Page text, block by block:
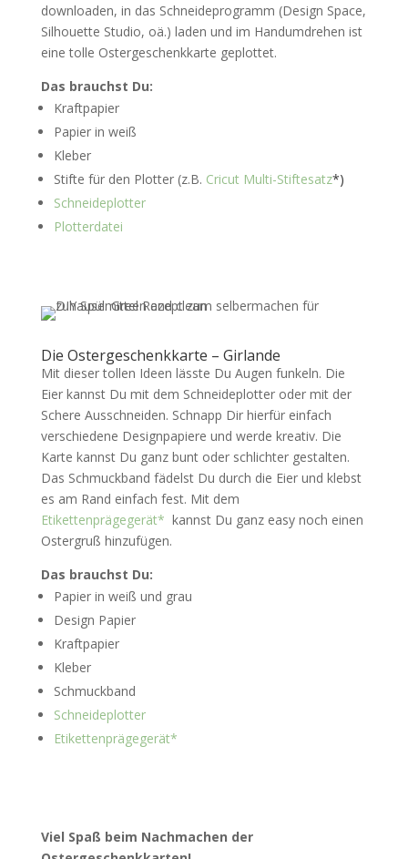
downloaden, in das Schneideprogramm (Design Space,
Silhouette Studio, oä.) laden und im Handumdrehen ist
eine tolle Ostergeschenkkarte geplottet.
Das brauchst Du:
Kraftpapier
Papier in weiß
Kleber
Stifte für den Plotter (z.B. Cricut Multi-Stiftesatz*)
Schneideplotter
Plotterdatei
Die Ostergeschenkkarte – Girlande
Mit dieser tollen Ideen lässte Du Augen funkeln. Die
Eier kannst Du mit dem Schneideplotter oder mit der
Schere Ausschneiden. Schnapp Dir hierfür einfach
verschiedene Designpapiere und werde kreativ. Die
Karte kannst Du ganz bunt oder schlichter gestalten.
Das Schmuckband fädelst Du durch die Eier und klebst
es am Rand einfach fest. Mit dem
Etikettenprägegerät* kannst Du ganz easy noch einen
Ostergruß hinzufügen.
Das brauchst Du:
Papier in weiß und grau
Design Papier
Kraftpapier
Kleber
Schmuckband
Schneideplotter
Etikettenprägegerät*
Viel Spaß beim Nachmachen der